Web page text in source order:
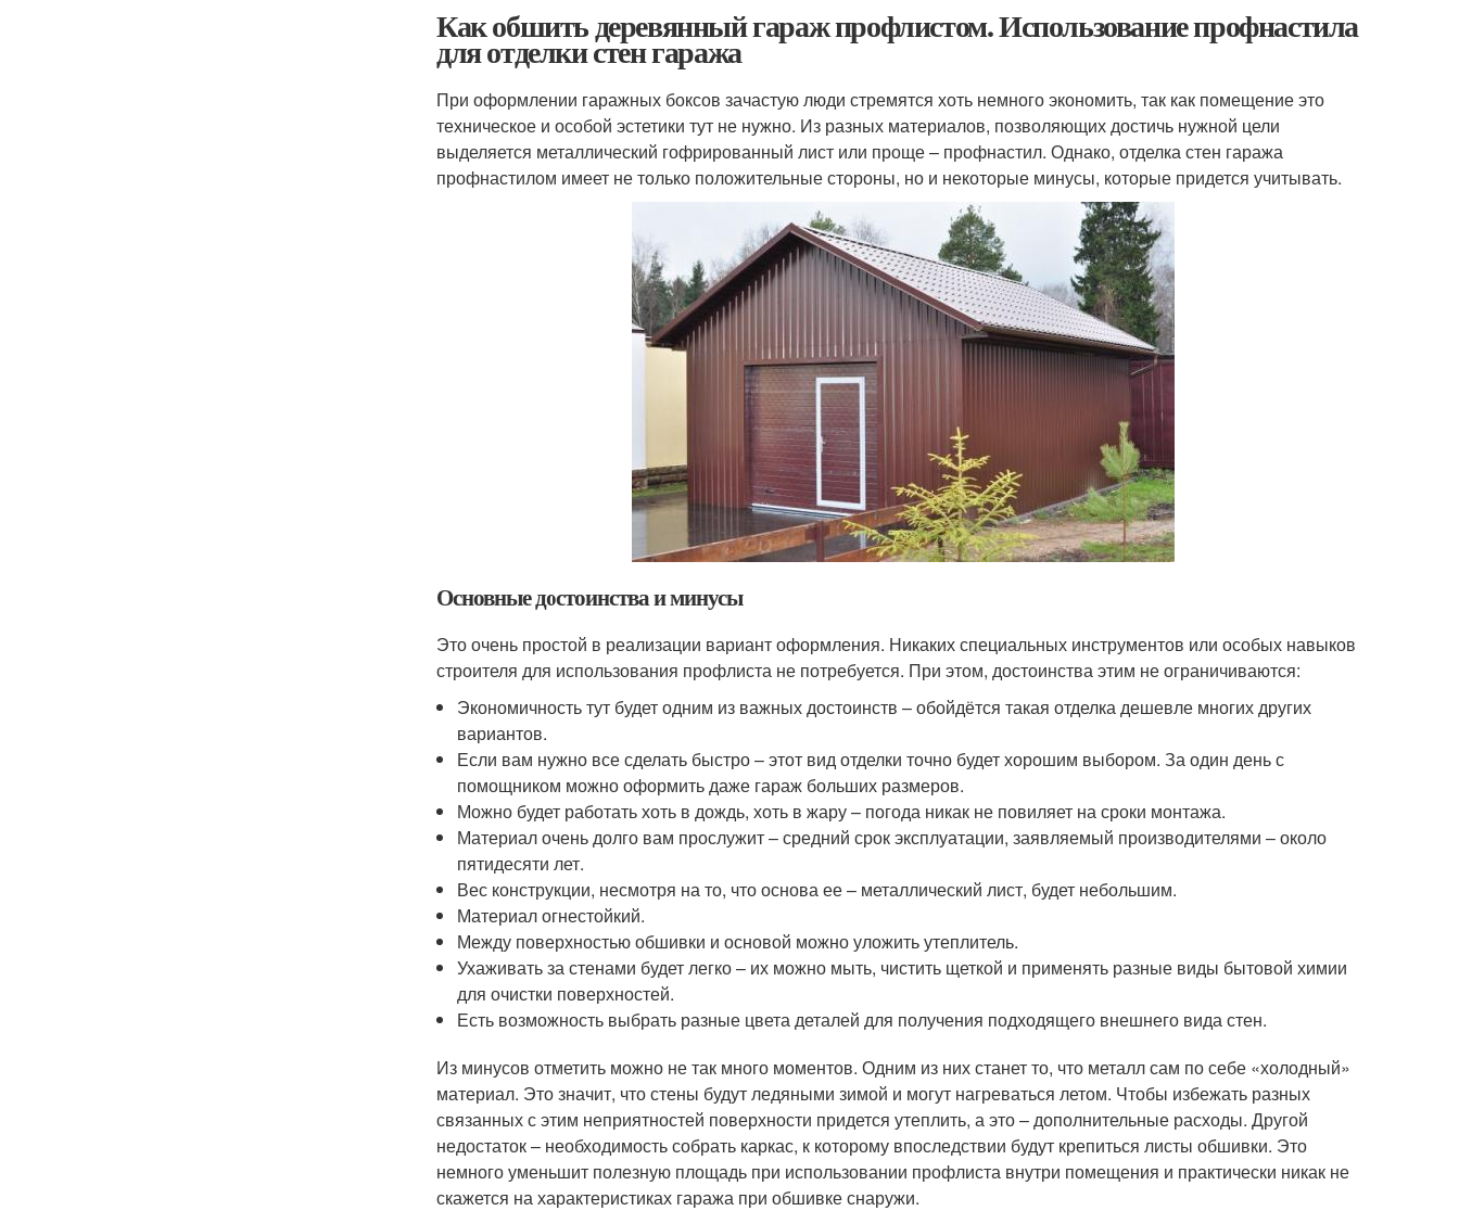
Как обшить деревянный гараж профлистом. Использование профнастила
для отделки стен гаража
При оформлении гаражных боксов зачастую люди стремятся хоть немного экономить, так как помещение это
техническое и особой эстетики тут не нужно. Из разных материалов, позволяющих достичь нужной цели
выделяется металлический гофрированный лист или проще – профнастил. Однако, отделка стен гаража
профнастилом имеет не только положительные стороны, но и некоторые минусы, которые придется учитывать.
Основные достоинства и минусы
Это очень простой в реализации вариант оформления. Никаких специальных инструментов или особых навыков
строителя для использования профлиста не потребуется. При этом, достоинства этим не ограничиваются:
Экономичность тут будет одним из важных достоинств – обойдётся такая отделка дешевле многих других
вариантов.
Если вам нужно все сделать быстро – этот вид отделки точно будет хорошим выбором. За один день с
помощником можно оформить даже гараж больших размеров.
Можно будет работать хоть в дождь, хоть в жару – погода никак не повиляет на сроки монтажа.
Материал очень долго вам прослужит – средний срок эксплуатации, заявляемый производителями – около
пятидесяти лет.
Вес конструкции, несмотря на то, что основа ее – металлический лист, будет небольшим.
Материал огнестойкий.
Между поверхностью обшивки и основой можно уложить утеплитель.
Ухаживать за стенами будет легко – их можно мыть, чистить щеткой и применять разные виды бытовой химии
для очистки поверхностей.
Есть возможность выбрать разные цвета деталей для получения подходящего внешнего вида стен.
Из минусов отметить можно не так много моментов. Одним из них станет то, что металл сам по себе «холодный»
материал. Это значит, что стены будут ледяными зимой и могут нагреваться летом. Чтобы избежать разных
связанных с этим неприятностей поверхности придется утеплить, а это – дополнительные расходы. Другой
недостаток – необходимость собрать каркас, к которому впоследствии будут крепиться листы обшивки. Это
немного уменьшит полезную площадь при использовании профлиста внутри помещения и практически никак не
скажется на характеристиках гаража при обшивке снаружи.